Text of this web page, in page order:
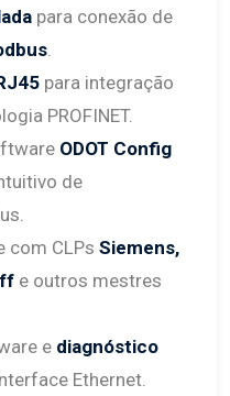
para conexão de
.
para integração
PROFINET.
ODOT Config
de
com CLPs Siemens,
e outros mestres
e diagnóstico
Ethernet.